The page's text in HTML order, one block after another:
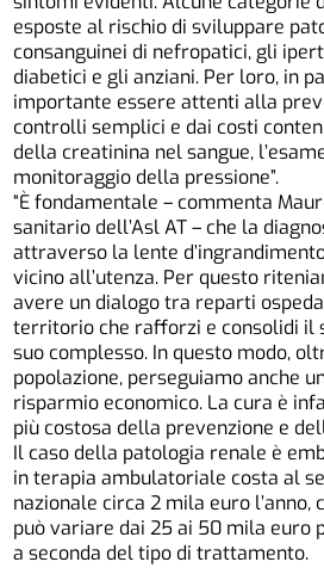
esposte al rischio di sviluppare
consanguinei di nefropatici, gli
diabetici e gli anziani. Per loro, in
importante essere attenti alla
controlli semplici e dai costi
della creatinina nel sangue,
monitoraggio della pressione”.
“È fondamentale – commenta
sanitario dell’Asl AT – che la
attraverso la lente
vicino all’utenza. Per questo
avere un dialogo tra reparti
territorio che rafforzi e consolidi il
suo complesso. In questo modo,
popolazione, perseguiamo anche
risparmio economico. La cura è
più costosa della prevenzione e
Il caso della patologia renale è
in terapia ambulatoriale costa al
nazionale circa 2 mila euro l’anno,
può variare dai 25 ai 50 mila euro
a seconda del tipo di trattamento.